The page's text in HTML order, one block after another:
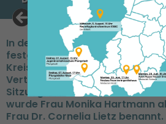
In der ersten Sitzung wurden
festgelegt. Eingeladen sind
Kreisvorsitzende oder deren
Vertreterin des
Sitzung des Kreisverbandes
wurde Frau Monika Hartmann
Frau Dr. Cornelia Lietz benannt.